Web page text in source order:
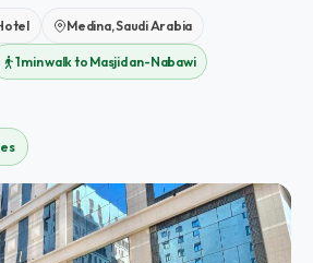
Medina, Saudi Arabia
1 min walk to Masjid an-Nabawi